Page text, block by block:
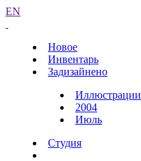
EN
Новое
Инвентарь
Задизайнено
Иллюстрации
2004
Июль
Студия